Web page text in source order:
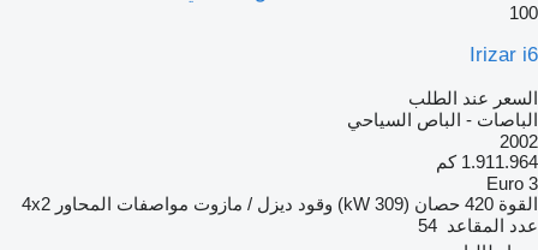
100
Irizar i6
السعر عند الطلب
الباصات - الباص السياحي
2002
1.911.964 كم
Euro 3
القوة 420 حصان (309 kW) وقود ديزل / مازوت مواصفات المحاور 4x2
عدد المقاعد 54